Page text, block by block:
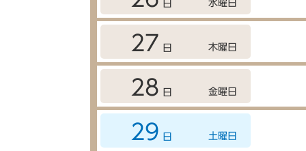
日 水曜日
27 日 木曜日
28 日 金曜日
29 日 土曜日